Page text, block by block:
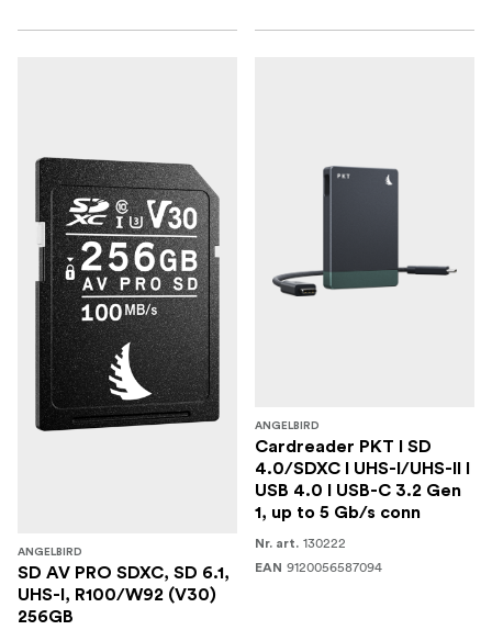
ANGELBIRD
SD AV PRO SDXC, SD 6.1,
UHS-I, R100/W92 (V30)
256GB
ANGELBIRD
Cardreader PKT I SD
4.0/SDXC I UHS-I/UHS-II I
USB 4.0 I USB-C 3.2 Gen
1, up to 5 Gb/s conn
Nr. art. 130222
EAN 9120056587094